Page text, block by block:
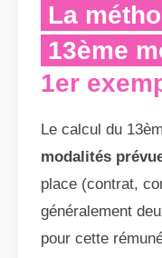
La
13ème
1er
Le calcul du
modalités
place (contrat,
généralement
pour cette